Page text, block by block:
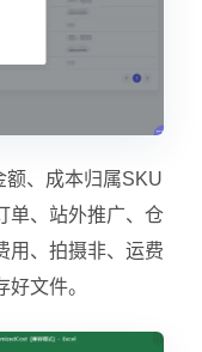
额、成本归属SKU
单、站外推广、仓
用、拍摄非、运费
文件。